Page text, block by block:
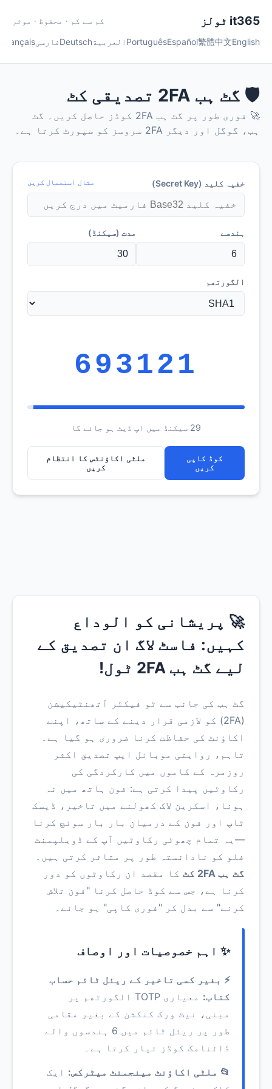
it365 ٹولز کم سے کم · محفوظ · موثر
English
中文
繁體
Español
Português العربيةDeutschفارسیFrançais
🛡️ گٹ ہب 2FA تصدیقی کٹ
🚀 فوری طور پر گٹ ہب 2FA کوڈز حاصل کریں۔ گٹ
ہب، گوگل اور دیگر 2FA سروسز کو سپورٹ کرتا ہے۔
خفیہ کلید (Secret Key) مثال استعمال کریں
ہندسے مدت (سیکنڈ)
الگورتھم
693121
28 سیکنڈ میں اپ ڈیٹ ہو جائے گا
کوڈ کاپی
کریں
ملٹی اکاؤنٹس کا انتظام
کریں
🚀 پریشانی کو الوداع
کہیں: فاسٹ لاگ ان تصدیق کے
لیے گٹ ہب 2FA ٹول!
گٹ ہب کی جانب سے ٹو فیکٹر آتھنٹیکیشن
(2FA) کو لازمی قرار دینے کے ساتھ، اپنے
اکاؤنٹ کی حفاظت کرنا ضروری ہو گیا ہے۔
تاہم، روایتی موبائل ایپ تصدیق اکثر
روزمرہ کے کاموں میں کارکردگی کی
رکاوٹیں پیدا کرتی ہے: فون ہاتھ میں نہ
ہونا، اسکرین لاک کھولنے میں تاخیر، ڈیسک
ٹاپ اور فون کے درمیان بار بار سوئچ کرنا
—یہ تمام چھوٹی رکاوٹیں آپ کے ڈویلپمنٹ
فلو کو نادانستہ طور پر متاثر کرتی ہیں۔
گٹ ہب 2FA کٹ
کا مقصد ان رکاوٹوں کو دور
کرنا ہے، جس سے کوڈ حاصل کرنا "فون تلاش
کرنے" سے بدل کر "فوری کاپی" ہو جائے۔
✨ اہم خصوصیات اور اوصاف
⚡ بغیر کسی تاخیر کے ریئل ٹائم حساب
کتاب:
معیاری TOTP الگورتھم پر
مبنی، نیٹ ورک کنکشن کے بغیر مقامی
طور پر ریئل ٹائم میں 6 ہندسوں والے
ڈائنامک کوڈز تیار کرتا ہے۔
📂 ملٹی اکاؤنٹ مینجمنٹ میٹرکس: ایک